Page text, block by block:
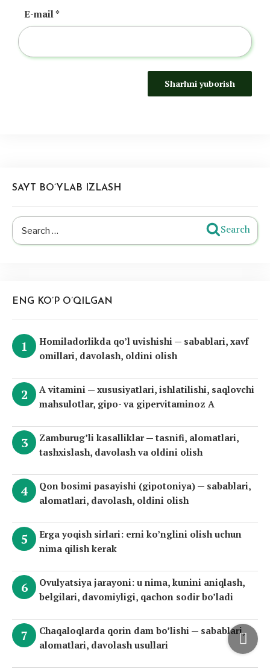
E-mail *
SAYT BO’YLAB IZLASH
Search
for:
Search
ENG KO’P O’QILGAN
Homiladorlikda qo’l uvishishi — sabablari, xavf
omillari, davolash, oldini olish
A vitamini — xususiyatlari, ishlatilishi, saqlovchi
mahsulotlar, gipo- va gipervitaminoz A
Zamburug’li kasalliklar — tasnifi, alomatlari,
tashxislash, davolash va oldini olish
Qon bosimi pasayishi (gipotoniya) — sabablari,
alomatlari, davolash, oldini olish
Erga yoqish sirlari: erni ko’nglini olish uchun
nima qilish kerak
Ovulyatsiya jarayoni: u nima, kunini aniqlash,
belgilari, davomiyligi, qachon sodir bo’ladi
Chaqaloqlarda qorin dam bo’lishi — sabablari,
alomatlari, davolash usullari